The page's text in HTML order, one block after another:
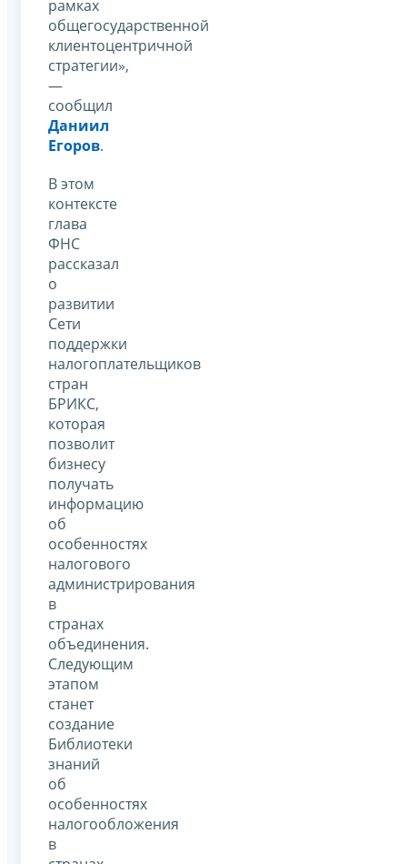
рамках
общегосударственной
клиентоцентричной
стратегии»,
—
сообщил
Даниил
Егоров.
В этом
контексте
глава
ФНС
рассказал
о
развитии
Сети
поддержки
налогоплательщиков
стран
БРИКС,
которая
позволит
бизнесу
получать
информацию
об
особенностях
налогового
администрирования
в
странах
объединения.
Следующим
этапом
станет
создание
Библиотеки
знаний
об
особенностях
налогообложения
в